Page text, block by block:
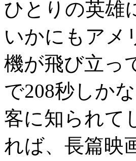
ひとりの英雄
いかにもアメ
機が飛び立っ
で208秒しか
客に知られて
れば、長篇映